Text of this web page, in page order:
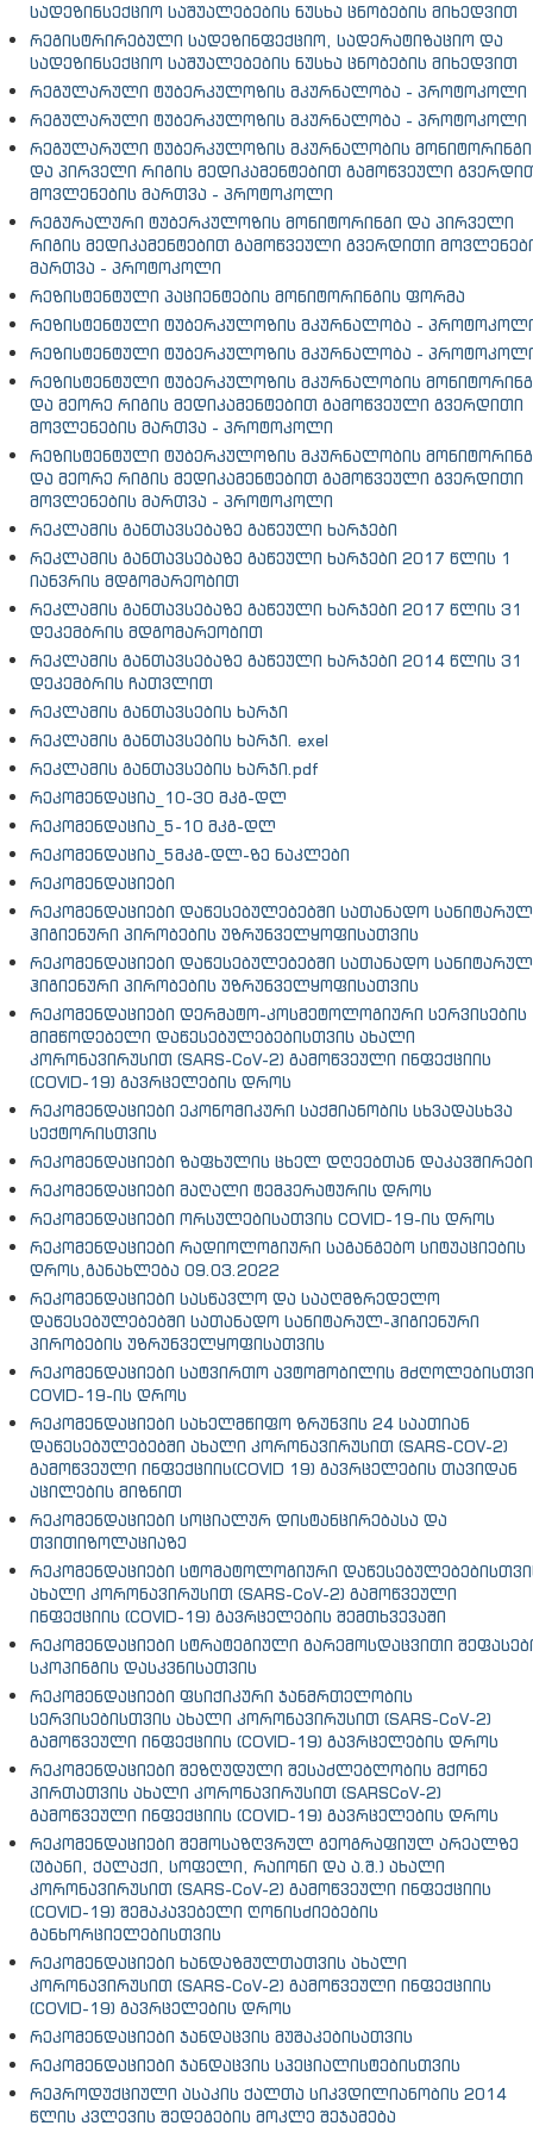
სადეზინსექციო საშუალებების ნუსხა ცნობების მიხედვით
რეგისტრირებული სადეზინფექციო, სადერატიზაციო და
სადეზინსექციო საშუალებების ნუსხა ცნობების მიხედვით
რეგულარული ტუბერკულოზის მკურნალობა - პროტოკოლი
რეგულარული ტუბერკულოზის მკურნალობა - პროტოკოლი
რეგულარული ტუბერკულოზის მკურნალობის მონიტორინგი
და პირველი რიგის მედიკამენტებით გამოწვეული
მოვლენების მართვა - პროტოკოლი
რეგურალური ტუბერკულოზის მონიტორინგი და პირველი
რიგის მედიკამენტებით გამოწვეული გვერდითი
მართვა - პროტოკოლი
რეზისტენტული პაციენტების მონიტორინგის ფორმა
რეზისტენტული ტუბერკულოზის მკურნალობა -
რეზისტენტული ტუბერკულოზის მკურნალობა -
რეზისტენტული ტუბერკულოზის მკურნალობის
და მეორე რიგის მედიკამენტებით გამოწვეული გვერდითი
მოვლენების მართვა - პროტოკოლი
რეზისტენტული ტუბერკულოზის მკურნალობის
და მეორე რიგის მედიკამენტებით გამოწვეული გვერდითი
მოვლენების მართვა - პროტოკოლი
რეკლამის განთავსებაზე გაწეული ხარჯები
რეკლამის განთავსებაზე გაწეული ხარჯები 2017 წლის 1
იანვრის მდგომარეობით
რეკლამის განთავსებაზე გაწეული ხარჯები 2017 წლის 31
დეკემბრის მდგომარეობით
რეკლამის განთავსებაზე გაწეული ხარჯები 2014 წლის 31
დეკემბრის ჩათვლით
რეკლამის განთავსების ხარჯი
რეკლამის განთავსების ხარჯი. exel
რეკლამის განთავსების ხარჯი.pdf
რეკომენდაცია_10-30 მკგ-დლ
რეკომენდაცია_5-10 მკგ-დლ
რეკომენდაცია_5მკგ-დლ-ზე ნაკლები
რეკომენდაციები
რეკომენდაციები დაწესებულებებში სათანადო
ჰიგიენური პირობების უზრუნველყოფისათვის
რეკომენდაციები დაწესებულებებში სათანადო
ჰიგიენური პირობების უზრუნველყოფისათვის
რეკომენდაციები დერმატო-კოსმეტოლოგიური სერვისების
მიმწოდებელი დაწესებულებებისთვის ახალი
კორონავირუსით (SARS-CoV-2) გამოწვეული ინფექციის
(COVID-19) გავრცელების დროს
რეკომენდაციები ეკონომიკური საქმიანობის სხვადასხვა
სექტორისთვის
რეკომენდაციები ზაფხულის ცხელ დღეებთან
რეკომენდაციები მაღალი ტემპერატურის დროს
რეკომენდაციები ორსულებისათვის COVID-19-ის დროს
რეკომენდაციები რადიოლოგიური საგანგებო სიტუაციების
დროს,განახლება 09.03.2022
რეკომენდაციები სასწავლო და სააღმზრედელო
დაწესებულებებში სათანადო სანიტარულ-ჰიგიენური
პირობების უზრუნველყოფისათვის
რეკომენდაციები სატვირთო ავტომობილის
COVID-19-ის დროს
რეკომენდაციები სახელმწიფო ზრუნვის 24 საათიან
დაწესებულებებში ახალი კორონავირუსით (SARS-COV-2)
გამოწვეული ინფექციის(COVID 19) გავრცელების თავიდან
აცილების მიზნით
რეკომენდაციები სოციალურ დისტანცირებასა და
თვითიზოლაციაზე
რეკომენდაციები სტომატოლოგიური
ახალი კორონავირუსით (SARS-CoV-2) გამოწვეული
ინფექციის (COVID-19) გავრცელების შემთხვევაში
რეკომენდაციები სტრატეგიული გარემოსდაცვითი
სკოპინგის დასკვნისათვის
რეკომენდაციები ფსიქიკური ჯანმრთელობის
სერვისებისთვის ახალი კორონავირუსით (SARS-CoV-2)
გამოწვეული ინფექციის (COVID-19) გავრცელების დროს
რეკომენდაციები შეზღუდული შესაძლებლობის მქონე
პირთათვის ახალი კორონავირუსით (SARSCoV-2)
გამოწვეული ინფექციის (COVID-19) გავრცელების დროს
რეკომენდაციები შემოსაზღვრულ გეოგრაფიულ არეალზე
(უბანი, ქალაქი, სოფელი, რაიონი და ა.შ.) ახალი
კორონავირუსით (SARS-CoV-2) გამოწვეული ინფექციის
(COVID-19) შემაკავებელი ღონისძიებების
განხორციელებისთვის
რეკომენდაციები ხანდაზმულთათვის ახალი
კორონავირუსით (SARS-CoV-2) გამოწვეული ინფექციის
(COVID-19) გავრცელების დროს
რეკომენდაციები ჯანდაცვის მუშაკებისათვის
რეკომენდაციები ჯანდაცვის სპეციალისტებისთვის
რეპროდუქციული ასაკის ქალთა სიკვდილიანობის 2014
წლის კვლევის შედეგების მოკლე შეჯამება